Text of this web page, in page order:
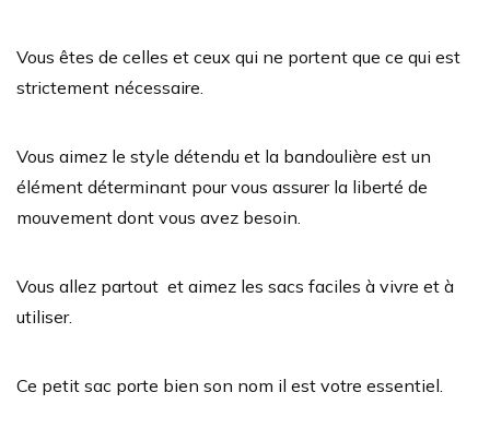
Vous êtes de celles et ceux qui ne portent que ce qui est
strictement nécessaire.
Vous aimez le style détendu et la bandoulière est un
élément déterminant pour vous assurer la liberté de
mouvement dont vous avez besoin.
Vous allez partout et aimez les sacs faciles à vivre et à
utiliser.
Ce petit sac porte bien son nom il est votre essentiel.